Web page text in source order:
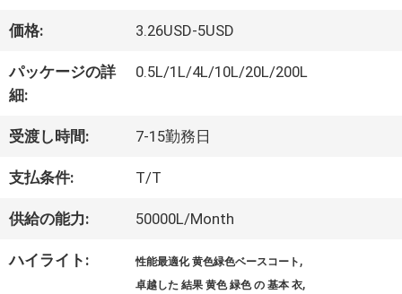
オ
企
業
情
報
会
価格: 3.26USD-5USD
パッケージの詳
細:
0.5L/1L/4L/10L/20L/200L
受渡し時間: 7-15勤務日
支払条件: T/T
供給の能力: 50000L/Month
ハイライト: 性能最適化 黄色緑色ベースコート ,
卓越した 結果 黄色 緑色 の 基本 衣,